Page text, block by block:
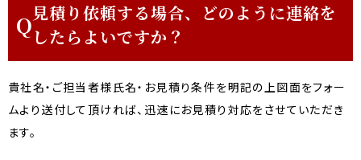
Q見積り依頼する場合、どのように連絡を
したらよいですか？
貴社名・ご担当者様氏名・お見積り条件を明記の上図面をフォー
ムより送付して頂ければ、迅速にお見積り対応をさせていただき
ます。